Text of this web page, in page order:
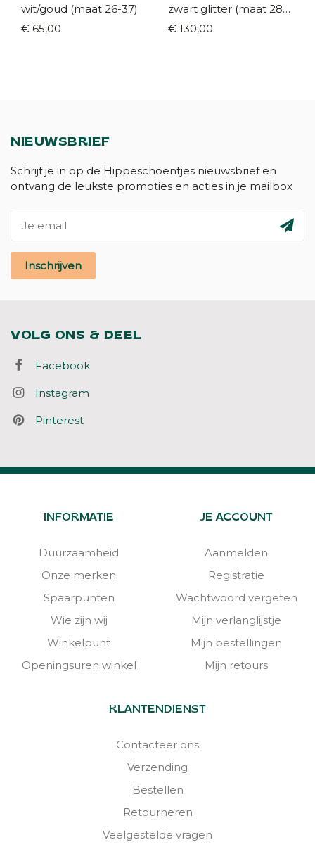
wit/goud (maat 26-37)
€ 65,00
zwart glitter (maat 28-
40)
€ 130,00
NIEUWSBRIEF
Schrijf je in op de Hippeschoentjes nieuwsbrief en
ontvang de leukste promoties en acties in je mailbox
Inschrijven
VOLG ONS & DEEL
Facebook
Instagram
Pinterest
INFORMATIE
Duurzaamheid
Onze merken
Spaarpunten
Wie zijn wij
Winkelpunt
Openingsuren winkel
JE ACCOUNT
Aanmelden
Registratie
Wachtwoord vergeten
Mijn verlanglijstje
Mijn bestellingen
Mijn retours
KLANTENDIENST
Contacteer ons
Verzending
Bestellen
Retourneren
Veelgestelde vragen